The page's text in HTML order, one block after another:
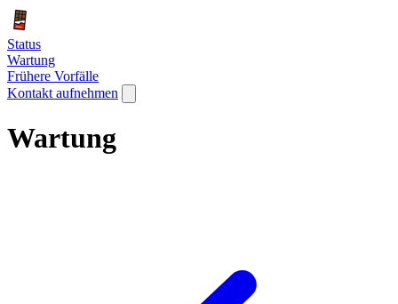
Status
Wartung
Frühere Vorfälle
Kontakt aufnehmen
Wartung